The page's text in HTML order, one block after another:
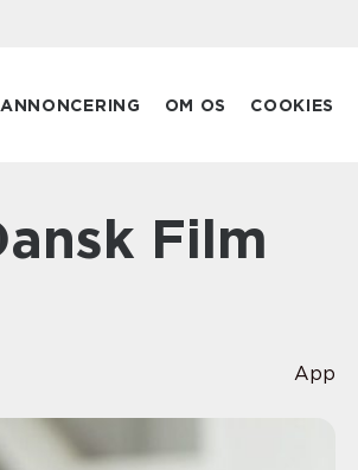
ANNONCERING OM OS COOKIES
App